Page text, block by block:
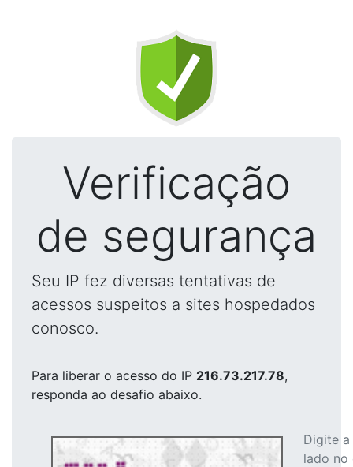
Verificação
de segurança
Seu IP fez diversas tentativas de
acessos suspeitos a sites hospedados
conosco.
Para liberar o acesso do IP 216.73.217.78,
responda ao desafio abaixo.
Digite
lado no